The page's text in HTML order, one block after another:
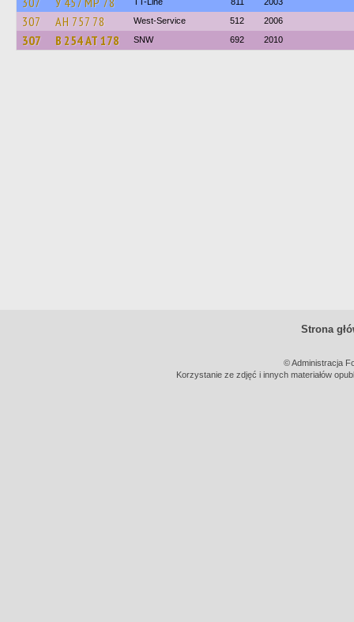
307 АН 757 78 West-Service 512 2006
307 В 254 АТ 178 SNW 692 2010
Strona
© Administracja
Korzystanie ze zdjęć i innych materiałów